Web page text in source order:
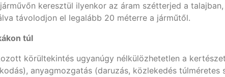
keresztül ilyenkor az áram szétterjed a
távolodjon el legalább 20 méterre a járműtől.
túl
körültekintés ugyanúgy nélkülözhetetlen a
anyagmozgatás (daruzás, közlekedés